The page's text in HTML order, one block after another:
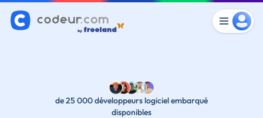
de 25 000 développeurs logiciel embarqué
disponibles